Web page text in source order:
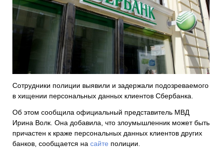
Сотрудники полиции выявили и задержали подозреваемого
в хищении персональных данных клиентов Сбербанка.
Об этом сообщила официальный представитель МВД
Ирина Волк. Она добавила, что злоумышленник может быть
причастен к краже персональных данных клиентов других
банков, сообщается на сайте полиции.